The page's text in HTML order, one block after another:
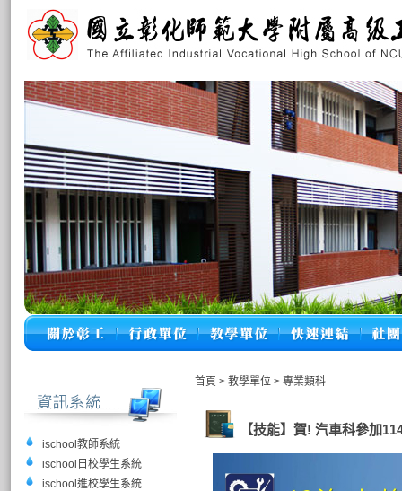
ischool教師系統
ischool日校學生系統
ischool進校學生系統
首頁 > 教學單位 > 專業類科
【技能】賀! 汽車科參加